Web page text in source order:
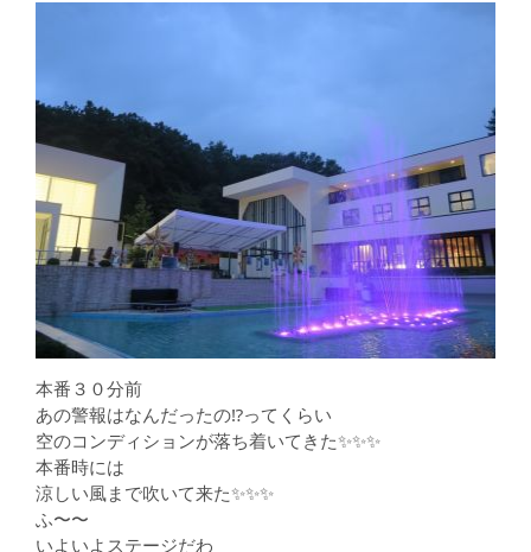
本番３０分前
あの警報はなんだったの⁉️ってくらい
空のコンディションが落ち着いてきた✨✨✨
本番時には
涼しい風まで吹いて来た✨✨✨
ふ〜〜
いよいよステージだわ